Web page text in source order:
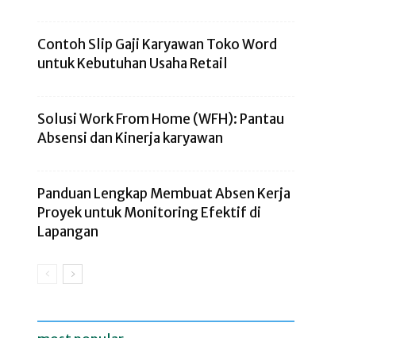
Contoh Slip Gaji Karyawan Toko Word
untuk Kebutuhan Usaha Retail
Solusi Work From Home (WFH): Pantau
Absensi dan Kinerja karyawan
Panduan Lengkap Membuat Absen Kerja
Proyek untuk Monitoring Efektif di
Lapangan